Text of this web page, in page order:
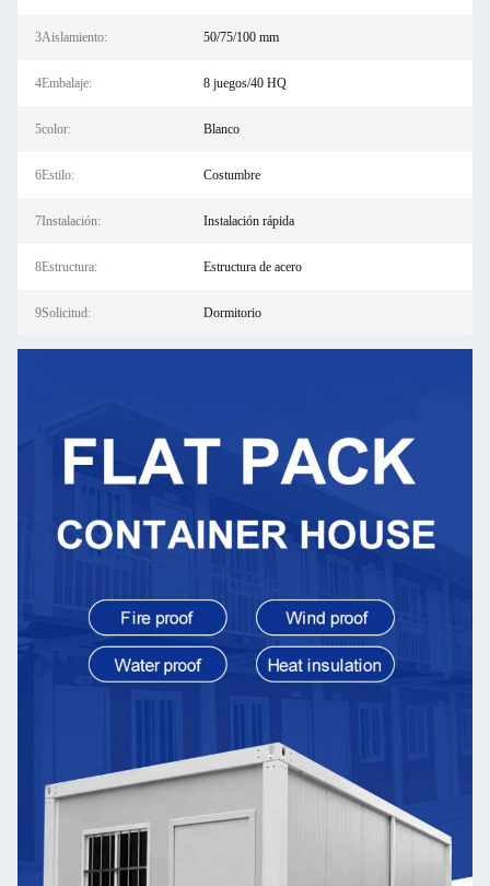
3Aislamiento: 50/75/100 mm
4Embalaje: 8 juegos/40 HQ
5color: Blanco
6Estilo: Costumbre
7Instalación: Instalación rápida
8Estructura: Estructura de acero
9Solicitud: Dormitorio